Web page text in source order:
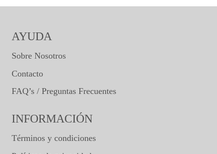
AYUDA
Sobre Nosotros
Contacto
FAQ’s / Preguntas Frecuentes
INFORMACIÓN
Términos y condiciones